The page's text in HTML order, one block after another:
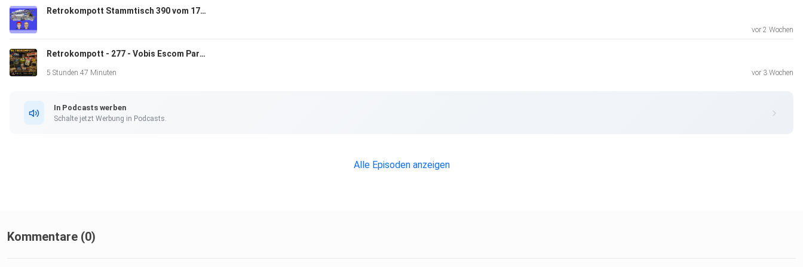
Retrokompott Stammtisch 390 vom 17.07.2026 (Preview)
vor 2 Wochen
Retrokompott - 277 - Vobis Escom Part 1 (12.07.2026)
5 Stunden 47 Minuten vor 3 Wochen
In Podcasts werben
Schalte jetzt Werbung in Podcasts.
Alle Episoden anzeigen
Kommentare (0)